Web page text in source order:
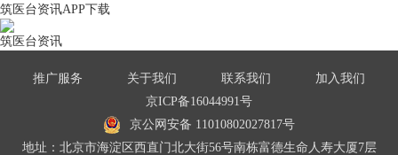
筑医台资讯APP下载
筑医台资讯
推广服务 关于我们 联系我们
加入我们
京ICP备16044991号
京公网安备 11010802027817号
地址：北京市海淀区西直门北大街56号南栋富德生命人寿大厦7层